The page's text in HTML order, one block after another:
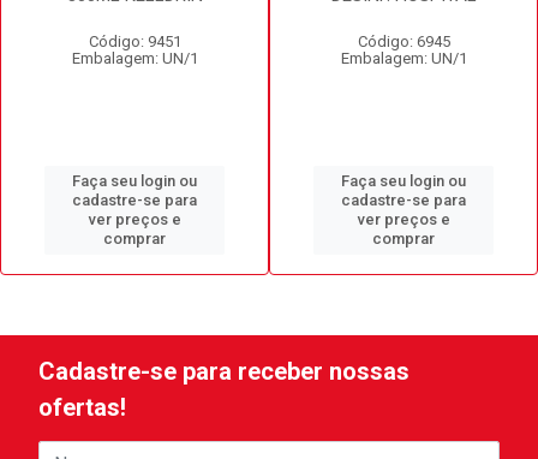
Código: 9451
Embalagem: UN/1
Faça seu login ou
cadastre-se para
ver preços e
comprar
Código: 6945
Embalagem: UN/1
Faça seu login ou
cadastre-se para
ver preços e
comprar
Cadastre-se para receber nossas
ofertas!